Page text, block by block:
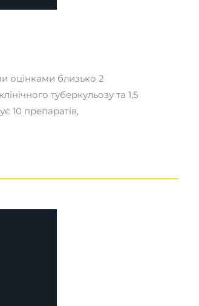
оцінками близько 2
туберкульозу та 1,5
10 препаратів,